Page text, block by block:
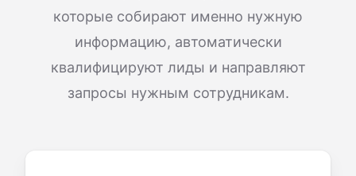
которые собирают именно нужную
информацию, автоматически
квалифицируют лиды и направляют
запросы нужным сотрудникам.